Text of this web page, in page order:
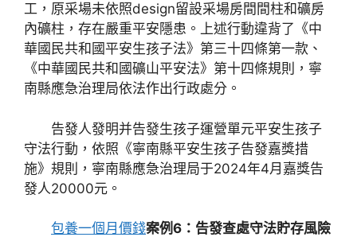
工，原采場未依照design留設采場房間間柱和礦房
內礦柱，存在嚴重平安隱患。上述行動違背了《中
華國民共和國平安生孩子法》第三十四條第一款、
《中華國民共和國礦山平安法》第十四條規則，寧
南縣應急治理局依法作出行政處分。
告發人發明并告發生孩子運營單元平安生孩子
守法行動，依照《寧南縣平安生孩子告發嘉獎措
施》規則，寧南縣應急治理局于2024年4月嘉獎告
發人20000元。
包養一個月價錢案例6：告發查處守法貯存風險